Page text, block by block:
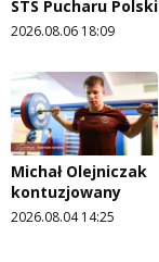
STS Pucharu Polski
2026.08.06 18:09
Michał Olejniczak
kontuzjowany
2026.08.04 14:25